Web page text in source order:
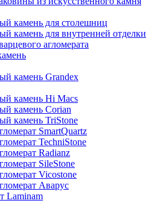
камень для столешниц
камень для внутренней отделки
агломерата
камень Grandex
камень Hi Macs
камень Corian
камень TriStone
SmartQuartz
TechniStone
Radianz
SileStone
Vicostone
Аварус
Laminam